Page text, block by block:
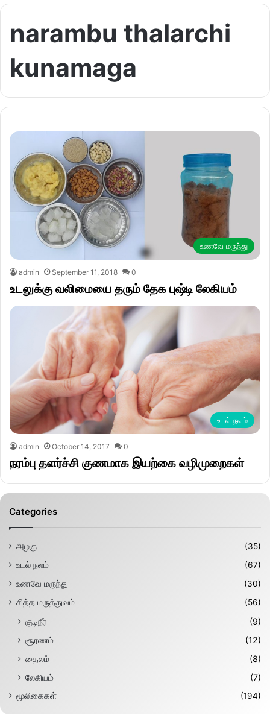
narambu thalarchi
kunamaga
உணவே மருந்து
admin September 11, 2018 0
உடலுக்கு வலிமையை தரும் தேக புஷ்டி லேகியம்
உடல் நலம்
admin October 14, 2017 0
நரம்பு தளர்ச்சி குணமாக இயற்கை வழிமுறைகள்
Categories
அழகு
(35)
உடல் நலம்
(67)
உணவே மருந்து
(30)
சித்த மருத்துவம்
(56)
குடிநீர்
(9)
சூரணம்
(12)
தைலம்
(8)
லேகியம்
(7)
மூலிகைகள் (194)